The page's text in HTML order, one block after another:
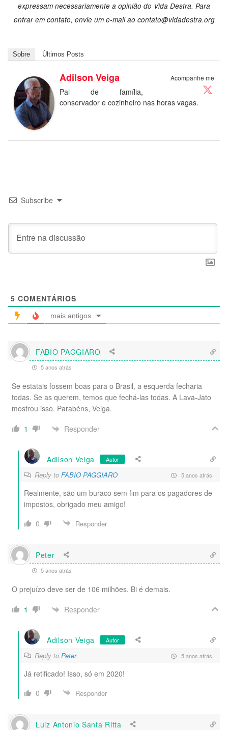
expressam necessariamente a opinião do Vida Destra. Para
entrar em contato, envie um e-mail ao contato@vidadestra.org
Sobre Últimos Posts
Acompanhe me
Adilson Veiga
Pai de família,
conservador e cozinheiro nas horas vagas.
Subscribe
5 COMENTÁRIOS
mais antigos
FABIO PAGGIARO
5 anos atrás
Se estatais fossem boas para o Brasil, a esquerda fecharia
todas. Se as querem, temos que fechá-las todas. A Lava-Jato
mostrou isso. Parabéns, Veiga.
1
Responder
Adilson Veiga Autor
Reply to FABIO PAGGIARO 5 anos atrás
Realmente, são um buraco sem fim para os pagadores de
impostos, obrigado meu amigo!
0
Responder
Peter
5 anos atrás
O prejuízo deve ser de 106 milhões. Bi é demais.
1
Responder
Adilson Veiga Autor
Reply to Peter 5 anos atrás
Já retificado! Isso, só em 2020!
0
Responder
Luiz Antonio Santa Ritta